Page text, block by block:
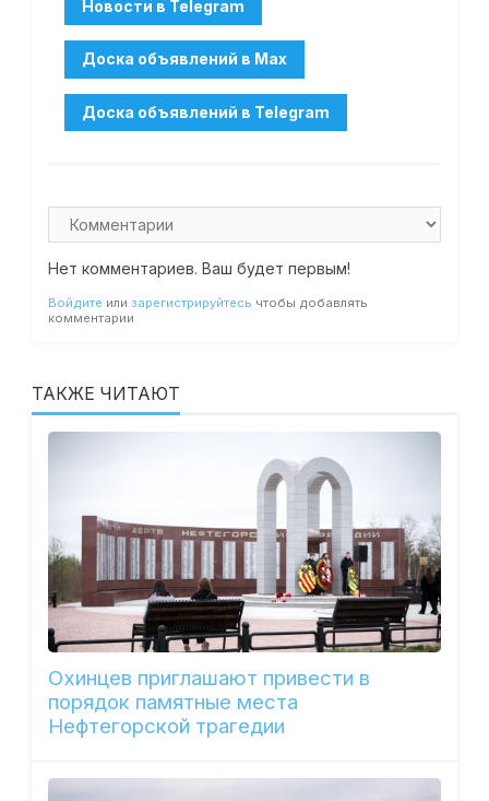
Нет комментариев. Ваш будет первым!
Войдите или зарегистрируйтесь чтобы добавлять
комментарии
ТАКЖЕ ЧИТАЮТ
Охинцев приглашают привести в
порядок памятные места
Нефтегорской трагедии